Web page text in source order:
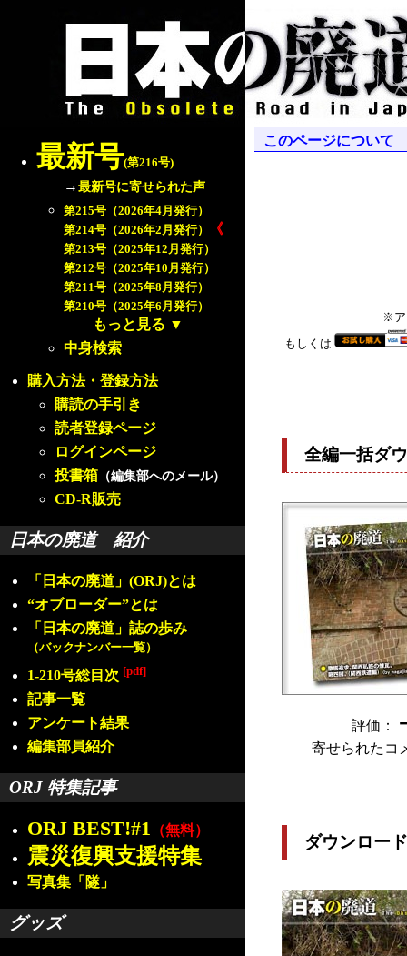
最新号(第216号)
→最新号に寄せられた声
第215号（2026年4月発行）
第214号（2026年2月発行）
《
第213号（2025年12月発行）
第212号（2025年10月発行）
第211号（2025年8月発行）
第210号（2025年6月発行）
もっと見る ▼
中身検索
購入方法・登録方法
購読の手引き
読者登録ページ
ログインページ
投書箱 （編集部へのメール）
CD-R販売
日本の廃道 紹介
「日本の廃道」(ORJ)とは
“オブローダー”とは
「日本の廃道」誌の歩み
（バックナンバー一覧）
1-210号総目次 [pdf]
記事一覧
アンケート結果
編集部員紹介
ORJ 特集記事
ORJ BEST!#1 （無料）
震災復興支援特集
写真集「隧」
グッズ
このページについて
※ア
もしくは
全編一括ダ
評価：
寄せられたコ
ダウンロー